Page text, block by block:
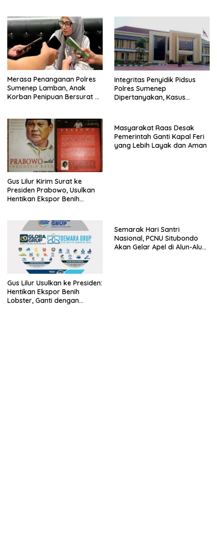
Merasa Penanganan Polres
Sumenep Lamban, Anak
Korban Penipuan Bersurat ke
Integritas Penyidik Pidsus
Polres Sumenep
Dipertanyakan, Kasus
Kepastian
Gus Lilur Kirim Surat ke
Presiden Prabowo, Usulkan
Hentikan Ekspor Benih
Masyarakat Raas Desak
Pemerintah Ganti Kapal Feri
yang Lebih Layak dan Aman
Gus Lilur Usulkan ke Presiden:
Hentikan Ekspor Benih
Lobster, Ganti dengan
Semarak Hari Santri
Nasional, PCNU Situbondo
Akan Gelar Apel di Alun-Alun